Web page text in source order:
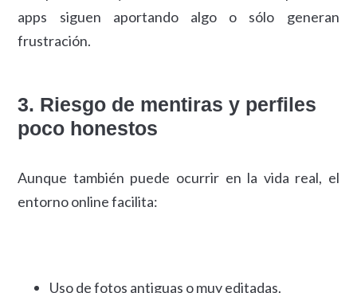
apps siguen aportando algo o sólo generan
frustración.
3. Riesgo de mentiras y perfiles
poco honestos
Aunque también puede ocurrir en la vida real, el
entorno online facilita:
Uso de fotos antiguas o muy editadas.